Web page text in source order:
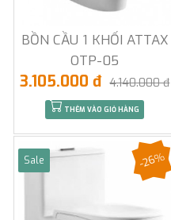
BỒN CẦU 1 KHỐI ATTAX
OTP-05
3.105.000 đ 4.140.000 đ
THÊM VÀO GIỎ HÀNG
Sale -26%